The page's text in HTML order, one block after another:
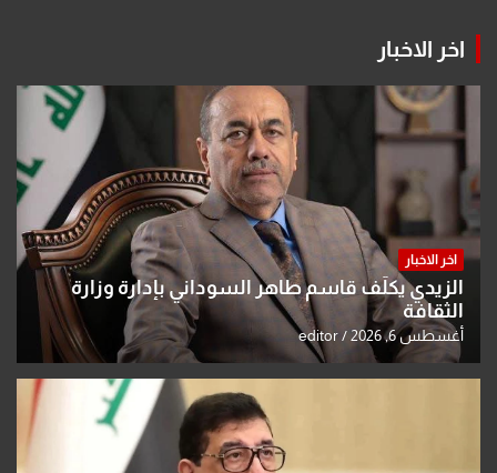
اخر الاخبار
اخر الاخبار
الزيدي يكلّف قاسم طاهر السوداني بإدارة وزارة
الثقافة
أغسطس 6, 2026 editor